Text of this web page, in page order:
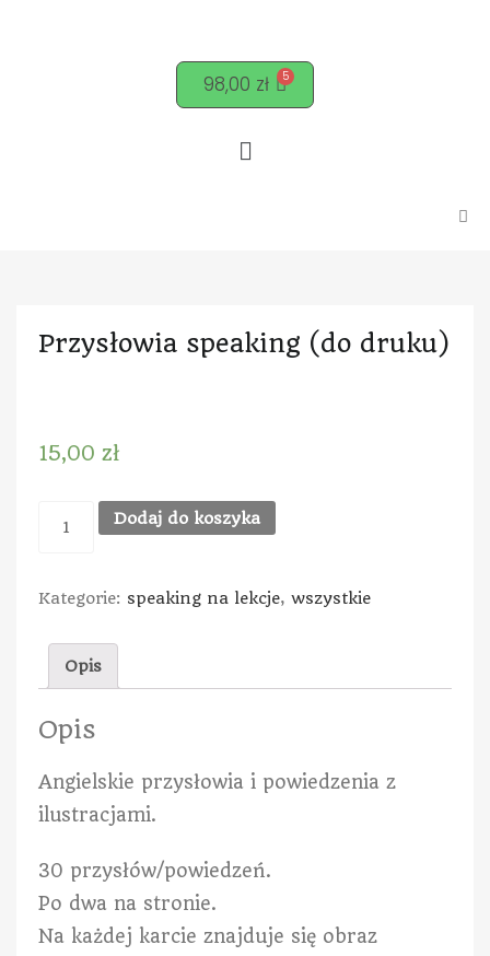
98,00 zł
Przysłowia speaking (do druku)
15,00 zł
Dodaj do koszyka
Kategorie: speaking na lekcje, wszystkie
Opis
Opis
Angielskie przysłowia i powiedzenia z
ilustracjami.
30 przysłów/powiedzeń.
Po dwa na stronie.
Na każdej karcie znajduje się obraz